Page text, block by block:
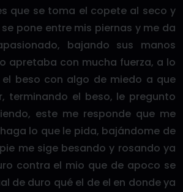
que se toma el copete al seco y
pone entre mis piernas y me da
bajando sus manos
apretaba con mucha fuerza, a lo
beso con algo de miedo a que
terminando el beso, le pregunto
este me responde que me
lo que le pida, bajándome de
me sige besando y rosando ya
contra el mio que de apoco se
de duro qué el de el en donde ya